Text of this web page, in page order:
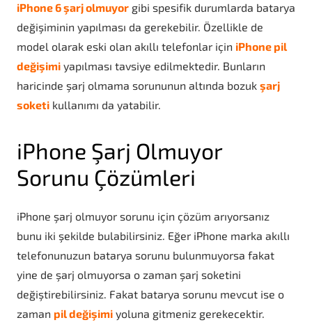
iPhone 6 şarj olmuyor gibi spesifik durumlarda batarya
değişiminin yapılması da gerekebilir. Özellikle de
model olarak eski olan akıllı telefonlar için iPhone pil
değişimi yapılması tavsiye edilmektedir. Bunların
haricinde şarj olmama sorununun altında bozuk şarj
soketi kullanımı da yatabilir.
iPhone Şarj Olmuyor
Sorunu Çözümleri
iPhone şarj olmuyor sorunu için çözüm arıyorsanız
bunu iki şekilde bulabilirsiniz. Eğer iPhone marka akıllı
telefonunuzun batarya sorunu bulunmuyorsa fakat
yine de şarj olmuyorsa o zaman şarj soketini
değiştirebilirsiniz. Fakat batarya sorunu mevcut ise o
zaman pil değişimi yoluna gitmeniz gerekecektir.